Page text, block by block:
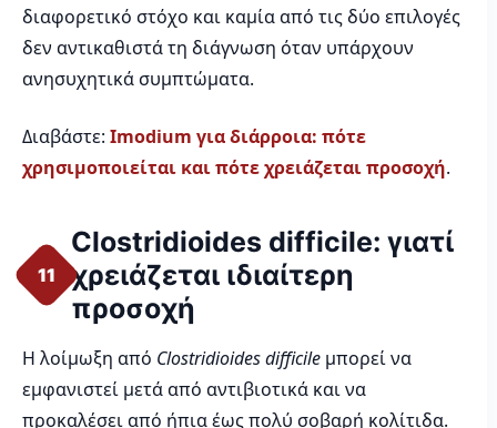
διαφορετικό στόχο και καμία από τις δύο επιλογές
δεν αντικαθιστά τη διάγνωση όταν υπάρχουν
ανησυχητικά συμπτώματα.
Διαβάστε: Imodium για διάρροια: πότε
χρησιμοποιείται και πότε χρειάζεται προσοχή.
11
Clostridioides difficile: γιατί
χρειάζεται ιδιαίτερη
προσοχή
Η λοίμωξη από Clostridioides difficile μπορεί να
εμφανιστεί μετά από αντιβιοτικά και να
προκαλέσει από ήπια έως πολύ σοβαρή κολίτιδα.